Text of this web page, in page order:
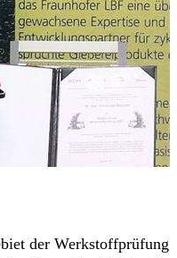
der Werkstoffprüfung